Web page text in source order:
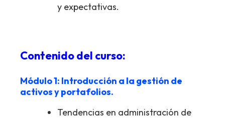
y expectativas.
Contenido del curso:
Módulo 1: Introducción a la gestión de
activos y portafolios.
Tendencias en administración de